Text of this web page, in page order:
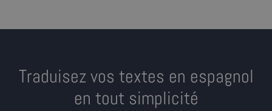
Traduisez vos textes en espagnol
en tout simplicité